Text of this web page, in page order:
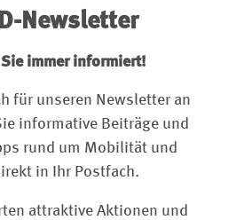
Newsletter
Sie immer informiert!
für unseren Newsletter an
informative Beiträge und
rund um Mobilität und
in Ihr Postfach.
attraktive Aktionen und